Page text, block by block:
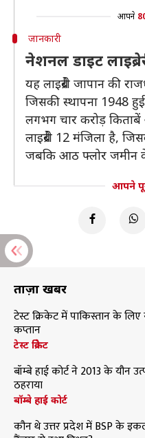
आपने
जानकारी
नेशनल डाइट
यह लाइब्रेरी जापान की
जिसकी स्थापना 1948 हुई
लगभग चार करोड़
लाइब्रेरी 12 मंजिला है,
जबकि आठ फ्लोर जमीन
आपने
ताज़ा खबरें
टेस्ट क्रिकेट में पाकिस्तान के
कप्तान
टेस्ट क्रिकेट
बॉम्बे हाई कोर्ट ने 2013 के यौन
ठहराया
बॉम्बे हाई कोर्ट
कौन थे उत्तर प्रदेश में BSP के